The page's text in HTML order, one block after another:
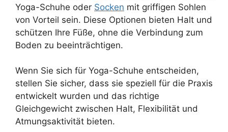
Yoga-Schuhe oder Socken mit griffigen Sohlen
von Vorteil sein. Diese Optionen bieten Halt und
schützen Ihre Füße, ohne die Verbindung zum
Boden zu beeinträchtigen.
Wenn Sie sich für Yoga-Schuhe entscheiden,
stellen Sie sicher, dass sie speziell für die Praxis
entwickelt wurden und das richtige
Gleichgewicht zwischen Halt, Flexibilität und
Atmungsaktivität bieten.